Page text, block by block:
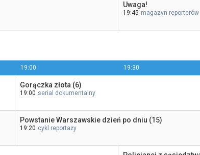
Uwaga!
19:45 magazyn reporterów
19:00 19:30
Gorączka złota (6)
19:00 serial dokumentalny
Powstanie Warszawskie dzień po dniu (15)
19:20 cykl reportaży